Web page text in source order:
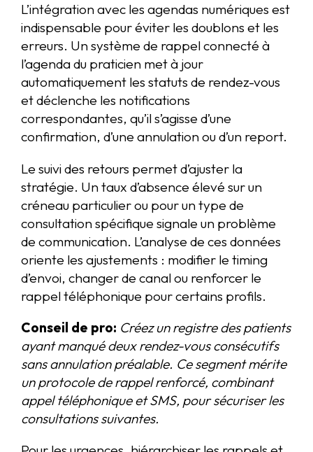
L’intégration avec les agendas numériques est
indispensable pour éviter les doublons et les
erreurs. Un système de rappel connecté à
l’agenda du praticien met à jour
automatiquement les statuts de rendez-vous
et déclenche les notifications
correspondantes, qu’il s’agisse d’une
confirmation, d’une annulation ou d’un report.
Le suivi des retours permet d’ajuster la
stratégie. Un taux d’absence élevé sur un
créneau particulier ou pour un type de
consultation spécifique signale un problème
de communication. L’analyse de ces données
oriente les ajustements : modifier le timing
d’envoi, changer de canal ou renforcer le
rappel téléphonique pour certains profils.
Conseil de pro: Créez un registre des patients
ayant manqué deux rendez-vous consécutifs
sans annulation préalable. Ce segment mérite
un protocole de rappel renforcé, combinant
appel téléphonique et SMS, pour sécuriser les
consultations suivantes.